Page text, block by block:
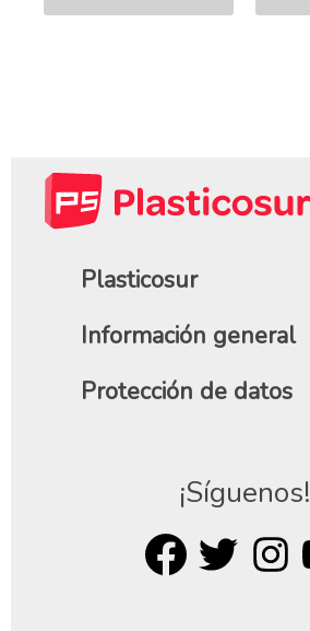
Plasticosur
Información general
Protección de datos
¡Síguenos!